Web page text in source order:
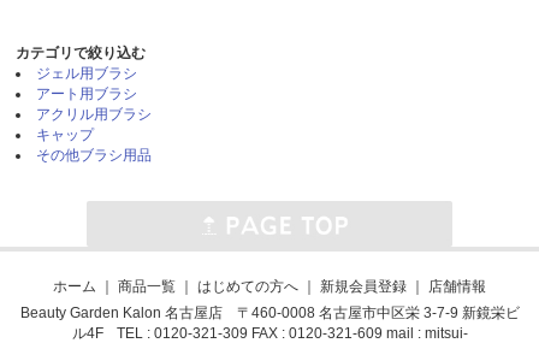
カテゴリで絞り込む
ジェル用ブラシ
アート用ブラシ
アクリル用ブラシ
キャップ
その他ブラシ用品
ホーム ｜ 商品一覧 ｜ はじめての方へ ｜ 新規会員登録 ｜
店舗情報
Beauty Garden Kalon 名古屋店 〒460-0008 名古屋市中区栄 3-7-9 新鏡栄ビ
ル4F TEL : 0120-321-309 FAX : 0120-321-609 mail : mitsui-